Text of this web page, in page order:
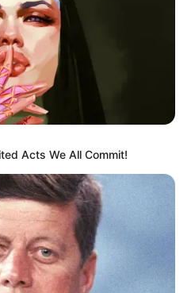
Duque advierte que
incertidumbre sobre
gobierno de Petro afecta
el precio del dólar
Precio del frijol, lenteja y
otros productos que
subirán por aumento del
dólar
ALERTA PAISA
Acts We All Commit!